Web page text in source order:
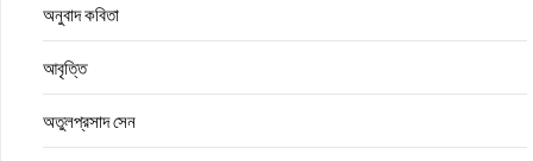
অনুবাদ কবিতা
আবৃত্তি
অতুলপ্রসাদ সেন